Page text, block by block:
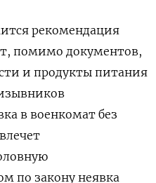
рекомендация
помимо документов,
и продукты питания
в военкомат без
по закону неявка